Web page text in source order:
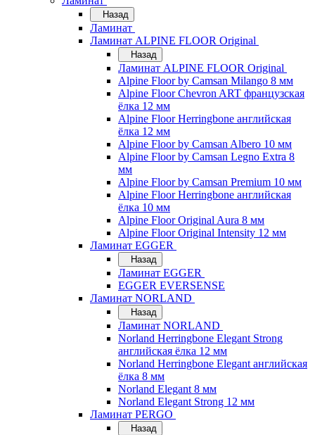
Назад
Ламинат
Ламинат ALPINE FLOOR Original
Назад
Ламинат ALPINE FLOOR Original
Alpine Floor by Camsan Milango 8 мм
Alpine Floor Chevron ART французская
ёлка 12 мм
Alpine Floor Herringbone английская
ёлка 12 мм
Alpine Floor by Camsan Albero 10 мм
Alpine Floor by Camsan Legno Extra 8
мм
Alpine Floor by Camsan Premium 10 мм
Alpine Floor Herringbone английская
ёлка 10 мм
Alpine Floor Original Aura 8 мм
Alpine Floor Original Intensity 12 мм
Ламинат EGGER
Назад
Ламинат EGGER
EGGER EVERSENSE
Ламинат NORLAND
Назад
Ламинат NORLAND
Norland Herringbone Elegant Strong
английская ёлка 12 мм
Norland Herringbone Elegant английская
ёлка 8 мм
Norland Elegant 8 мм
Norland Elegant Strong 12 мм
Ламинат PERGO
Назад